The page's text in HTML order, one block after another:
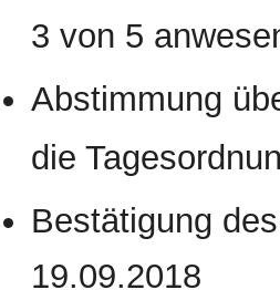
3 von 5
Abstimmung
die
Bestätigung
19.09.2018